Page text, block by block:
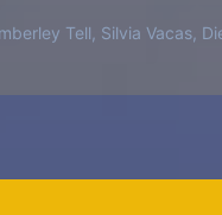
decisiones.
Tell, Silvia Vacas,